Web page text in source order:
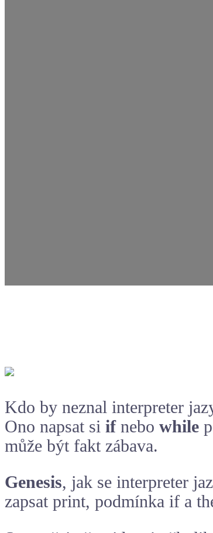
Kdo by neznal interpreter
Ono napsat si ifnebo while
může být fakt zábava.
Genesis, jak se interpreter
zapsat print, podmínka if a